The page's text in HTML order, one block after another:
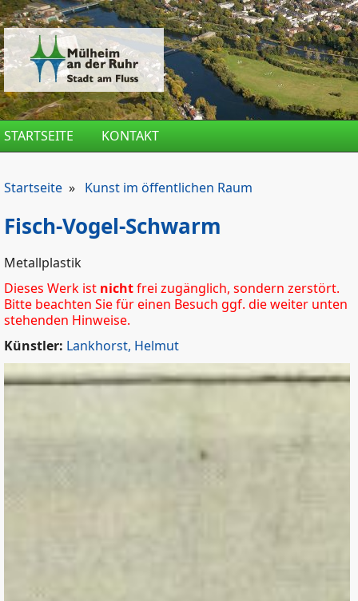
Direkt zum Inhalt
STARTSEITE KONTAKT
Startseite » Kunst im öffentlichen Raum
Fisch-Vogel-Schwarm
Metallplastik
Dieses Werk ist nichtfrei zugänglich, sondern zerstört.
Bitte beachten Sie für einen Besuch ggf. die weiter unten
stehenden Hinweise.
Künstler: Lankhorst, Helmut